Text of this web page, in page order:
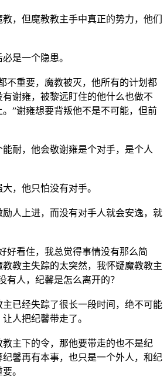
，但魔教教主手中真正的势力，他们
是一个隐患。
不重要，魔教被灭，他所有的计划都
谢雍，被黎远盯住的他什么也做不
”谢雍想要背叛他不是不可能，但前
耐，他会敬谢雍是个对手，是个人
，他只怕没有对手。
人上进，而没有对手人就会安逸，就
好看住，我总觉得事情没有那么简
教主失踪的太突然，我怀疑魔教教主
有人，纪馨是怎么离开的？
已经失踪了很长一段时间，绝不可能
人把纪馨带走了。
主下的令，那他要带走的也不是纪
馨再有本事，也只是一个外人，和纪
。